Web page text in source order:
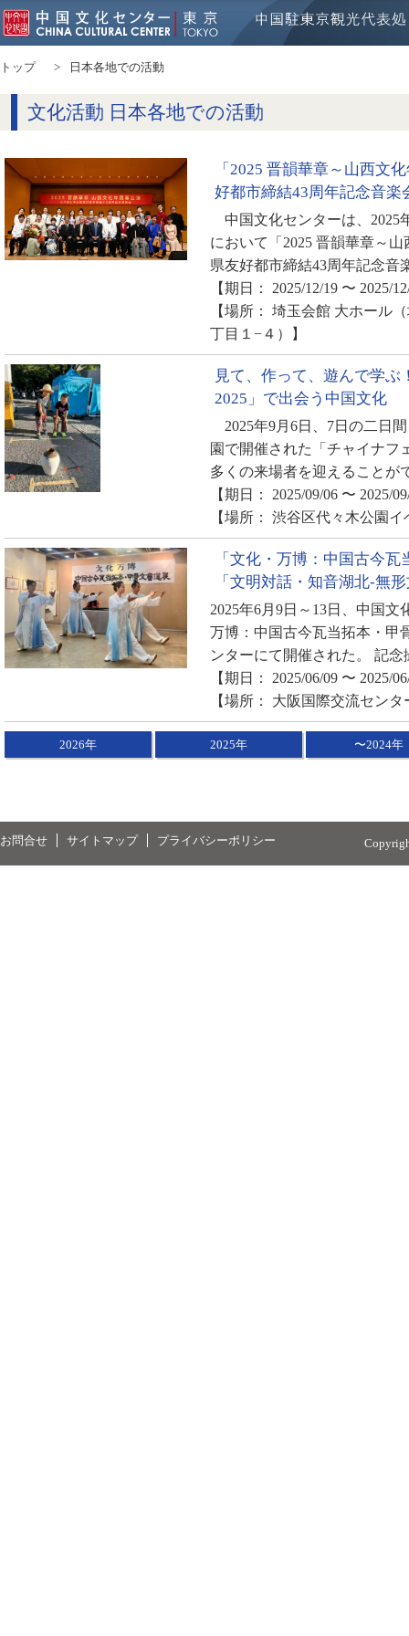
トップ 日本各地での活動
文化活動 日本各地での活動
「2025 晋韻華章～山西文
好都市締結43周年記念音楽
中国文化センターは、2025
において「2025 晋韻華章～
県友好都市締結43周年記念音
【期日： 2025/12/19 〜 2025/
【場所： 埼玉会館 大ホール
丁目１−４）】
見て、作って、遊んで学
2025」で出会う中国文化
2025年9月6日、7日の二日
園で開催された「チャイナフ
多くの来場者を迎えること
【期日： 2025/09/06 〜 2025/
【場所： 渋谷区代々木公園
「文化・万博：中国古今
「文明対話・知音湖北-無
2025年6月9日～13日、中国
万博：中国古今瓦当拓本・甲
ンターにて開催された。 記
【期日： 2025/06/09 〜 2025/
【場所： 大阪国際交流セン
2026年 2025年 〜2024年
お問合せ サイトマップ プライバシーポリシー